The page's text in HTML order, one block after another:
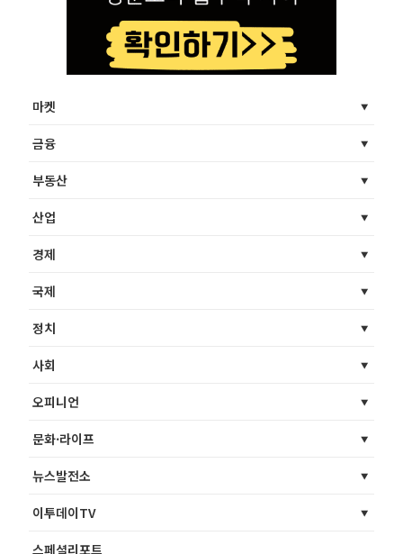
마켓
금융
부동산
산업
경제
국제
정치
사회
오피니언
문화·라이프
뉴스발전소
이투데이TV
스페셜리포트